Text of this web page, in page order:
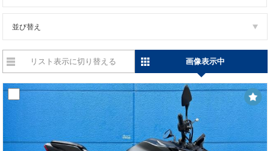
並び替え
リスト表示に切り替える 画像表示中